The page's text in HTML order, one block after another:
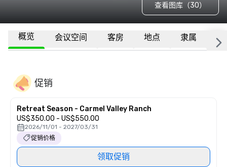
查看图库（30）
概览 会议空间 客房 地点 隶属 更
促销
Retreat Season - Carmel Valley Ranch
US$350.00 - US$550.00
2026/11/01 - 2027/03/31
促销价格
领取促销